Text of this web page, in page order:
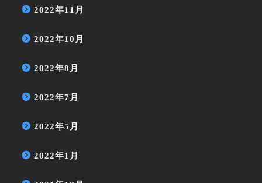
2022年11月
2022年10月
2022年8月
2022年7月
2022年5月
2022年1月